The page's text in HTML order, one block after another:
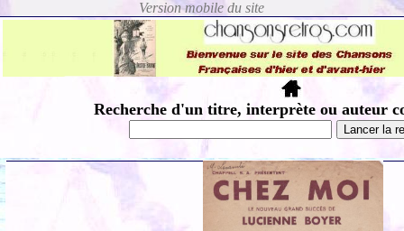
Recherche d'un titre, interprète ou auteur